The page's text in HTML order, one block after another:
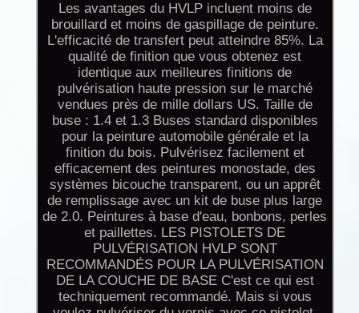
Les avantages du HVLP incluent moins de
brouillard et moins de gaspillage de peinture.
L'efficacité de transfert peut atteindre 85%. La
qualité de finition que vous obtenez est
identique aux meilleures finitions de
pulvérisation haute pression sur le marché
vendues près de mille dollars US. Taille de
buse : 1.4 et 1.3 Buses standard disponibles
pour la peinture automobile générale et la
finition du bois. Pulvérisez facilement et
efficacement des peintures monostade, des
systèmes bicouche transparent, ou un apprêt
de remplissage avec un kit de buse plus large
de 2.0. Peintures à base d'eau, bonbons, perles
et paillettes. LES PISTOLETS DE
PULVÉRISATION HVLP SONT
RECOMMANDÉS POUR LA PULVÉRISATION
DE LA COUCHE DE BASE C'est ce qui est
techniquement recommandé. Mais si vous